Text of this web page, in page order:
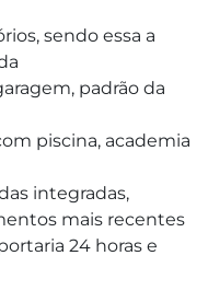
sendo essa a
padrão da
piscina, academia
integradas,
mais recentes
24 horas e